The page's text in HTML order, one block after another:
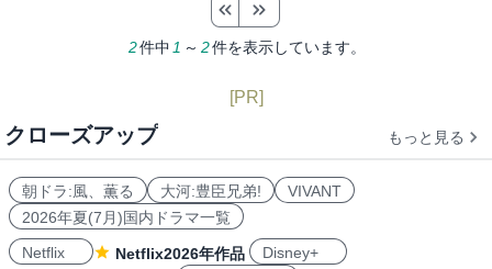
2件中 1 ～ 2件を表示しています。
[PR]
クローズアップ もっと見る
朝ドラ:風、薫る 大河:豊臣兄弟!
VIVANT
2026年夏(7月)国内ドラマ一覧
Netflix
Netflix2026年作品
Disney+